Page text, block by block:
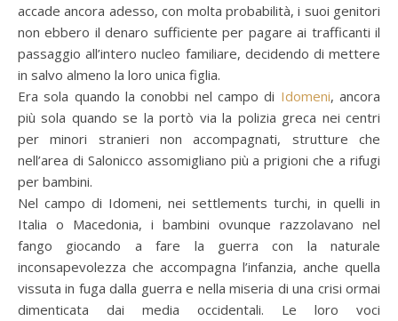
accade ancora adesso, con molta probabilità, i suoi genitori
non ebbero il denaro sufficiente per pagare ai trafficanti il
passaggio all’intero nucleo familiare, decidendo di mettere
in salvo almeno la loro unica figlia.
Era sola quando la conobbi nel campo di Idomeni, ancora
più sola quando se la portò via la polizia greca nei centri
per minori stranieri non accompagnati, strutture che
nell’area di Salonicco assomigliano più a prigioni che a rifugi
per bambini.
Nel campo di Idomeni, nei settlements turchi, in quelli in
Italia o Macedonia, i bambini ovunque razzolavano nel
fango giocando a fare la guerra con la naturale
inconsapevolezza che accompagna l’infanzia, anche quella
vissuta in fuga dalla guerra e nella miseria di una crisi ormai
dimenticata dai media occidentali. Le loro voci